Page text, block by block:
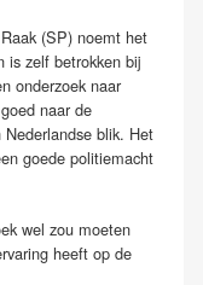
(SP) noemt het
is zelf betrokken bij
onderzoek naar
naar de
blik. Het
goede politiemacht
wel zou moeten
heeft op de